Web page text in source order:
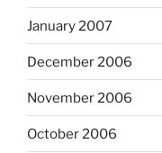
January 2007
December 2006
November 2006
October 2006